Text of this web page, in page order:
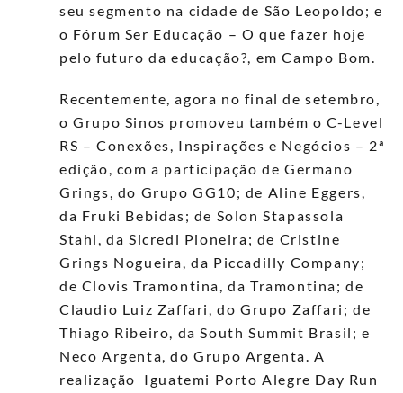
seu segmento na cidade de São Leopoldo; e
o Fórum Ser Educação – O que fazer hoje
pelo futuro da educação?, em Campo Bom.
Recentemente, agora no final de setembro,
o Grupo Sinos promoveu também o C-Level
RS – Conexões, Inspirações e Negócios – 2ª
edição, com a participação de Germano
Grings, do Grupo GG10; de Aline Eggers,
da Fruki Bebidas; de Solon Stapassola
Stahl, da Sicredi Pioneira; de Cristine
Grings Nogueira, da Piccadilly Company;
de Clovis Tramontina, da Tramontina; de
Claudio Luiz Zaffari, do Grupo Zaffari; de
Thiago Ribeiro, da South Summit Brasil; e
Neco Argenta, do Grupo Argenta.A
realização Iguatemi Porto Alegre Day Run